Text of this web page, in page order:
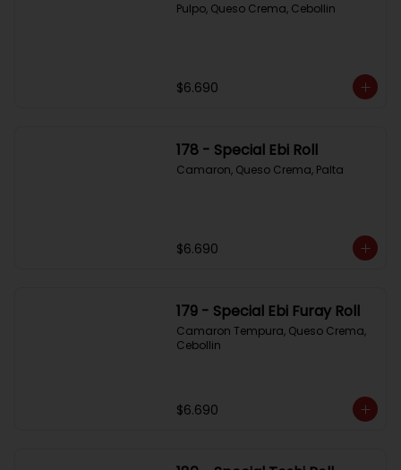
Pulpo, Queso Crema, Cebollin
$6.690
178 - Special Ebi Roll
Camaron, Queso Crema, Palta
$6.690
179 - Special Ebi Furay Roll
Camaron Tempura, Queso Crema,
Cebollin
$6.690